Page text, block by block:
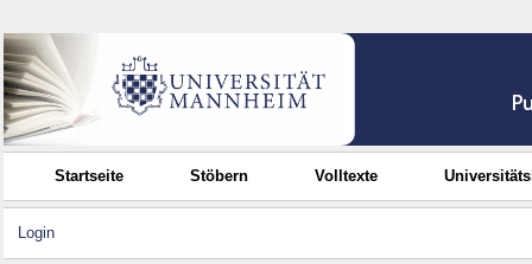
Startseite Stöbern Volltexte
Login